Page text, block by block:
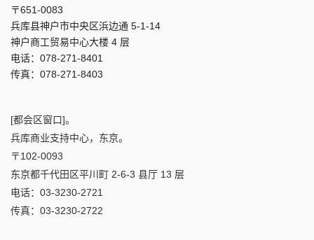
〒651-0083
兵库县神户市中央区浜边通 5-1-14
神户商工贸易中心大楼 4 层
电话：078-271-8401
传真：078-271-8403
[都会区窗口]。
兵库商业支持中心，东京。
〒102-0093
东京都千代田区平川町 2-6-3 县厅 13 层
电话：03-3230-2721
传真：03-3230-2722